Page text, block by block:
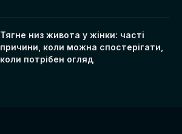
Тягне низ живота у жінки: часті
причини, коли можна спостерігати,
коли потрібен огляд